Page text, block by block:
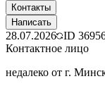
Контакты
Написать
28.07.2026 ID
Контактное лицо
недалеко от г.